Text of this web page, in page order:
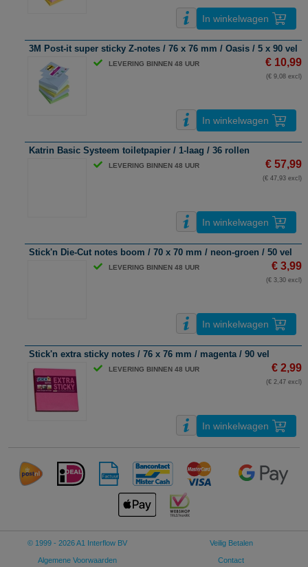
In winkelwagen
3M Post-it super sticky Z-notes / 76 x 76 mm / Oasis / 5 x 90 vel
LEVERING BINNEN 48 UUR € 10,99
(€ 9,08 excl)
In winkelwagen
Katrin Basic Systeem toiletpapier / 1-laag / 36 rollen
LEVERING BINNEN 48 UUR € 57,99
(€ 47,93 excl)
In winkelwagen
Stick'n Die-Cut notes boom / 70 x 70 mm / neon-groen / 50 vel
LEVERING BINNEN 48 UUR € 3,99
(€ 3,30 excl)
In winkelwagen
Stick'n extra sticky notes / 76 x 76 mm / magenta / 90 vel
LEVERING BINNEN 48 UUR € 2,99
(€ 2,47 excl)
In winkelwagen
© 1999 - 2026 A1 Interflow BV
Algemene Voorwaarden
Veilig Betalen
Contact